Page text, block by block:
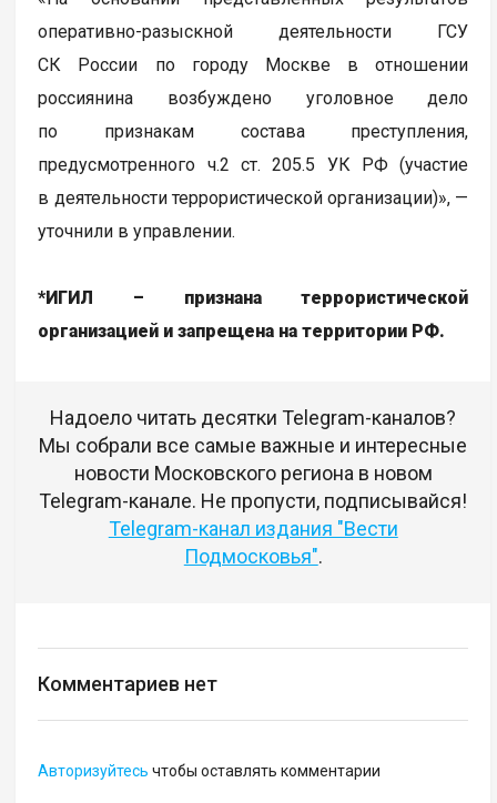
оперативно-разыскной деятельности ГСУ
СК России по городу Москве в отношении
россиянина возбуждено уголовное дело
по признакам состава преступления,
предусмотренного ч.2 ст. 205.5 УК РФ (участие
в деятельности террористической организации)», —
уточнили в управлении.
*ИГИЛ – признана террористической
организацией и запрещена на территории РФ.
Надоело читать десятки Telegram-каналов?
Мы собрали все самые важные и интересные
новости Московского региона в новом
Telegram-канале. Не пропусти, подписывайся!
Telegram-канал издания "Вести
Подмосковья".
Комментариев нет
Авторизуйтесь чтобы оставлять комментарии